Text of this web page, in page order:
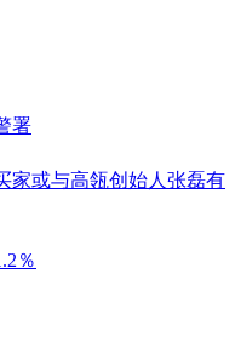
署
家或与高瓴创始人张磊有
％